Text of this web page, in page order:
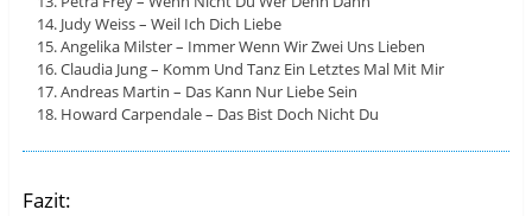
Judy Weiss – Weil Ich Dich Liebe
Angelika Milster – Immer Wenn Wir Zwei Uns Lieben
Claudia Jung – Komm Und Tanz Ein Letztes Mal Mit Mir
Andreas Martin – Das Kann Nur Liebe Sein
Howard Carpendale – Das Bist Doch Nicht Du
Fazit: